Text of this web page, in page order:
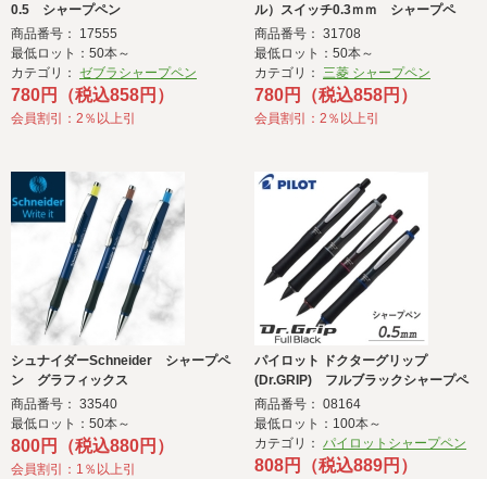
0.5 シャープペン
商品番号： 17555
最低ロット：50本～
カテゴリ： ゼブラシャープペン
780円（税込858円）
会員割引：2％以上引
ル）スイッチ0.3ｍｍ シャープペ
ン かため
商品番号： 31708
最低ロット：50本～
カテゴリ： 三菱 シャープペン
780円（税込858円）
会員割引：2％以上引
シュナイダーSchneider シャープペ
ン グラフィックス
商品番号： 33540
最低ロット：50本～
800円（税込880円）
会員割引：1％以上引
パイロット ドクターグリップ
(Dr.GRIP) フルブラックシャープペ
ン
商品番号： 08164
最低ロット：100本～
カテゴリ： パイロットシャープペン
808円（税込889円）